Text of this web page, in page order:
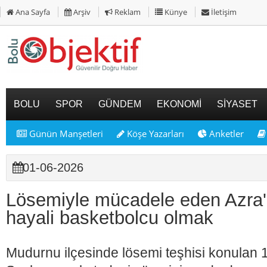
Ana Sayfa Arşiv Reklam Künye İletişim
BOLU SPOR GÜNDEM EKONOMİ SİYASET
Günün Manşetleri Köşe Yazarları Anketler
01-06-2026
Lösemiyle mücadele eden
hayali basketbolcu olmak
Mudurnu ilçesinde lösemi teşhisi konulan